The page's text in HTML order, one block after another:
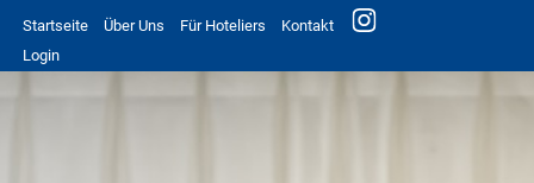
Startseite Über Uns Für Hoteliers
Kontakt
Login